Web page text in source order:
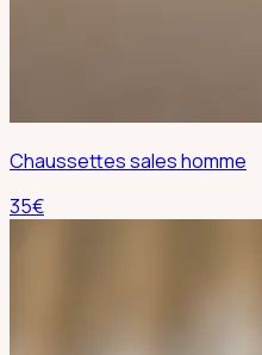
Chaussettes sales homme
35€